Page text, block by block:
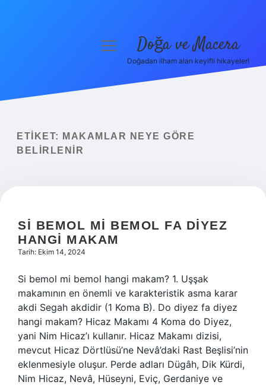
Yasal Uyarı
menüyü Doğa ve Macera
Doğadan ilham alan keyifli hikayeler!
ETIKET:
MAKAMLAR NEYE GÖRE
BELIRLENIR
SI BEMOL MI BEMOL FA DIYEZ
HANGI MAKAM
Tarih: Ekim 14, 2024
Si bemol mi bemol hangi makam? 1. Uşşak
makamının en önemli ve karakteristik asma karar
akdi Segah akdidir (1 Koma B). Do diyez fa diyez
hangi makam? Hicaz Makamı 4 Koma do Diyez,
yani Nim Hicaz’ı kullanır. Hicaz Makamı dizisi,
mevcut Hicaz Dörtlüsü’ne Nevâ’daki Rast Beşlisi’nin
eklenmesiyle oluşur. Perde adları Dügâh, Dik Kürdi,
Nim Hicaz, Nevâ, Hüseyni, Eviç, Gerdaniye ve